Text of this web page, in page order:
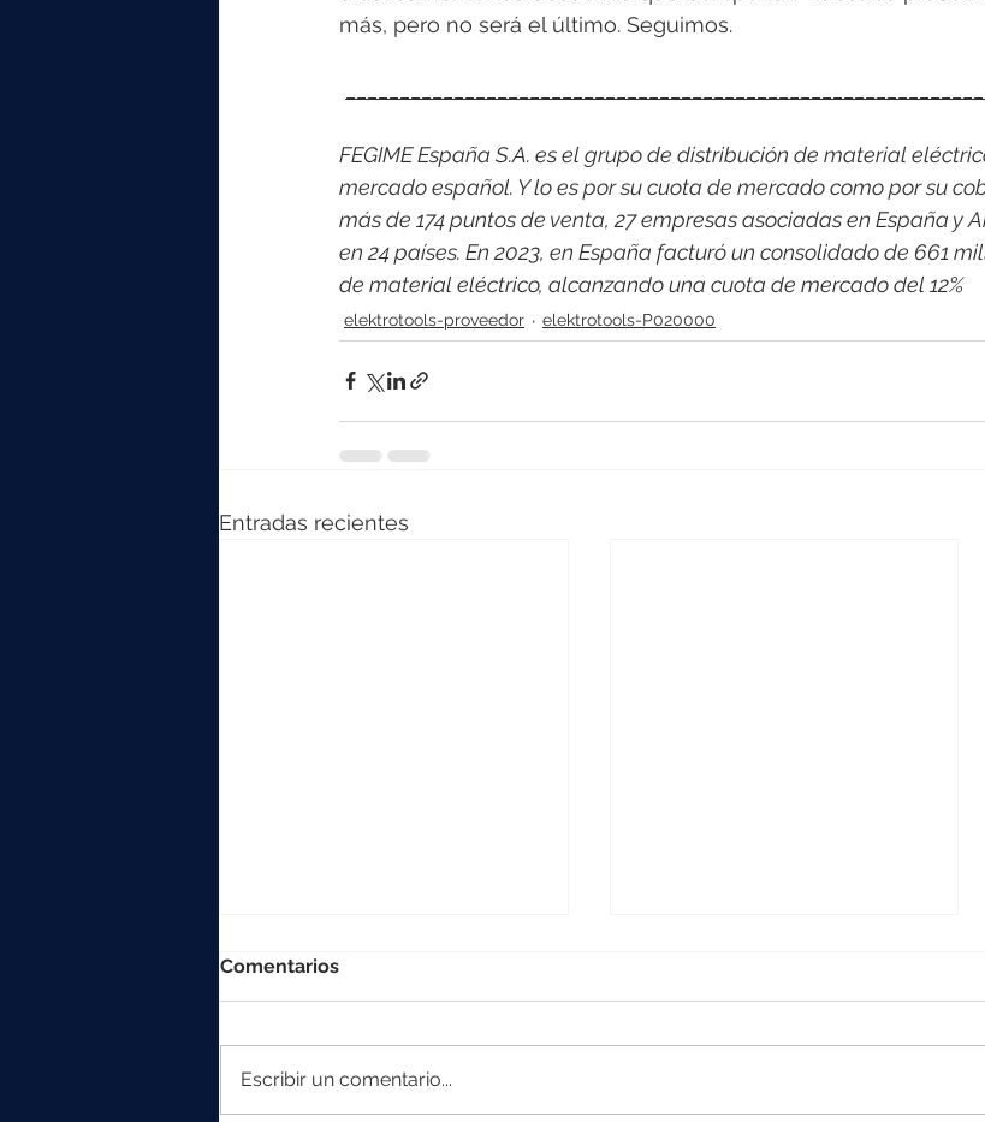
más, pero no será el último. Seguimos.
FEGIME España S.A. es el grupo de distribución de material
mercado español. Y lo es por su cuota de mercado como por su
más de 174 puntos de venta, 27 empresas asociadas en España y
en 24 países. En 2023, en España facturó un consolidado de 661
de material eléctrico, alcanzando una cuota de mercado del 12%
elektrotools-proveedor elektrotools-P020000
Entradas recientes
Comentarios
Escribir un comentario...